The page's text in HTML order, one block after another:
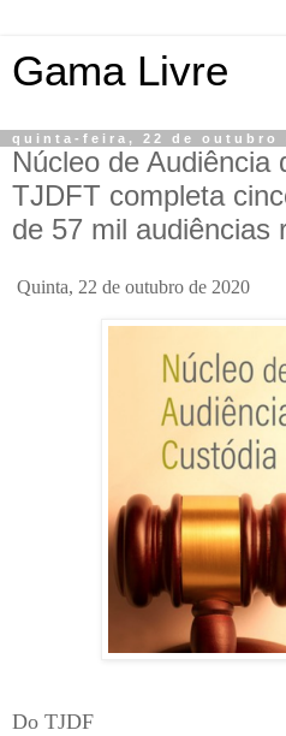
Gama Livre
quinta-feira, 22 de outubro
Núcleo de Audiência
TJDFT completa
de 57 mil audiências
Quinta, 22 de outubro de 2020
Do TJDF